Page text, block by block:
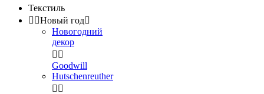
Текстиль
 Новый год
Новогодний
декор
 
Goodwill
Hutschenreuther
 